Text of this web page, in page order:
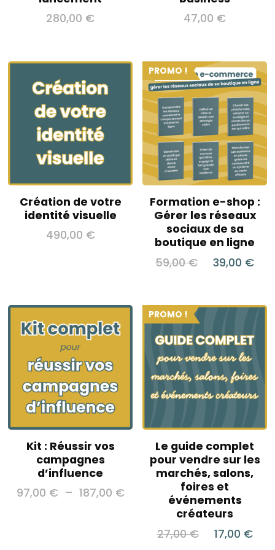
280,00 €
47,00 €
Création de votre
identité visuelle
490,00 €
PROMO !
Formation e-shop :
Gérer les réseaux
sociaux de sa
boutique en ligne
59,00€
Le
était :
39,00 €
Kit : Réussir vos
campagnes
d’influence
97,00 € – 187,00 €Plage
97,00 €
PROMO !
Le guide complet
pour vendre sur les
marchés, salons,
foires et
événements
créateurs
27,00€
Le
17,00 €